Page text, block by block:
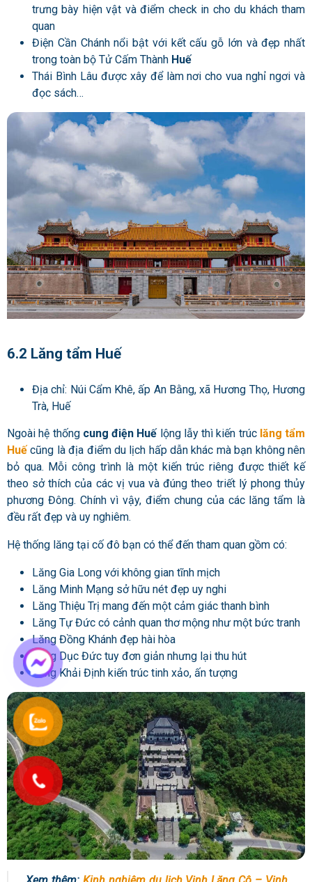
trưng bày hiện vật và điểm check in cho du khách tham
quan
Điện Cần Chánh nổi bật với kết cấu gỗ lớn và đẹp nhất
trong toàn bộ Tử Cấm Thành Huế
Thái Bình Lâu được xây để làm nơi cho vua nghỉ ngơi và
đọc sách…
6.2 Lăng tẩm Huế
Địa chỉ: Núi Cẩm Khê, ấp An Bằng, xã Hương Thọ, Hương
Trà, Huế
Ngoài hệ thống cung điện Huế lộng lẫy thì kiến trúc lăng tẩm
Huế cũng là địa điểm du lịch hấp dẫn khác mà bạn không nên
bỏ qua. Mỗi công trình là một kiến trúc riêng được thiết kế
theo sở thích của các vị vua và đúng theo triết lý phong thủy
phương Đông. Chính vì vậy, điểm chung của các lăng tẩm là
đều rất đẹp và uy nghiêm.
Hệ thống lăng tại cố đô bạn có thể đến tham quan gồm có:
Lăng Gia Long với không gian tĩnh mịch
Lăng Minh Mạng sở hữu nét đẹp uy nghi
Lăng Thiệu Trị mang đến một cảm giác thanh bình
Lăng Tự Đức có cảnh quan thơ mộng như một bức tranh
Lăng Đồng Khánh đẹp hài hòa
Lăng Dục Đức tuy đơn giản nhưng lại thu hút
Lăng Khải Định kiến trúc tinh xảo, ấn tượng